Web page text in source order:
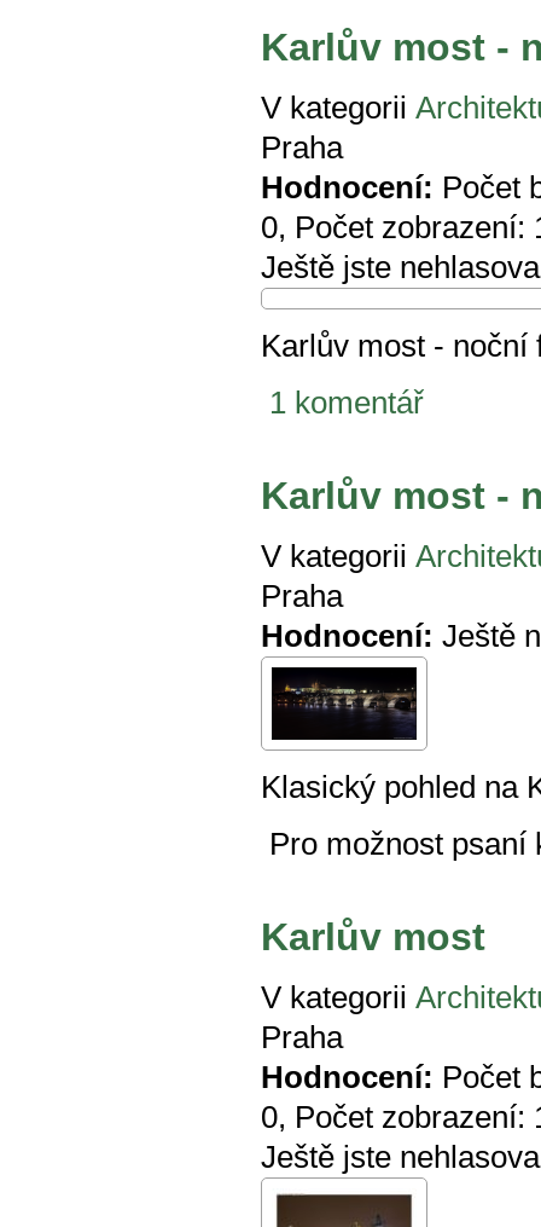
Karlův most -
V kategorii
Praha
Hodnocení: Počet
0, Počet zobrazení:
Ještě jste
Karlův most - noční
1 komentář
Karlův most -
V kategorii
Praha
Hodnocení: Ještě
Klasický pohled na
Pro možnost
Karlův most
V kategorii
Praha
Hodnocení: Počet
0, Počet zobrazení:
Ještě jste